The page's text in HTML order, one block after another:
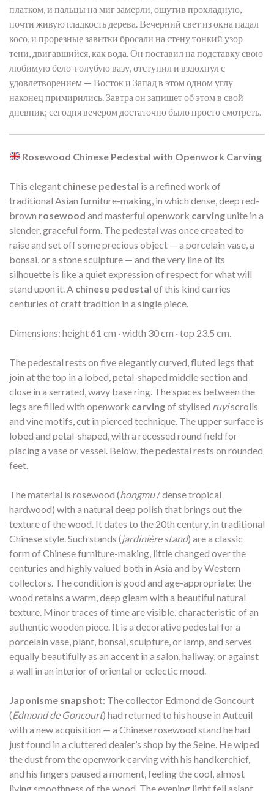
платком, и пальцы на миг замерли, ощутив прохладную,
почти живую гладкость дерева. Вечерний свет из окна падал
косо, и прорезные завитки бросали на стену тонкий узор
тени, двигавшийся, как вода. Он поставил на подставку свою
любимую бело-голубую вазу, отступил и вздохнул с
удовлетворением — Восток и Запад в этом одном углу
наконец примирились. Завтра он запишет об этом в свой
дневник; сегодня вечером достаточно было просто смотреть.
Rosewood Chinese Pedestal with Openwork Carving
This elegant chinese pedestal is a refined work of
traditional Asian furniture-making, in which dense, deep red-
brown rosewood and masterful openwork carvingunite in a
slender, graceful form. The pedestal was once created to
raise and set off some precious object — a porcelain vase, a
bonsai, or a stone sculpture — and the very line of its
silhouette is like a quiet expression of respect for what will
stand upon it. A chinese pedestal of this kind carries
centuries of craft tradition in a single piece.
Dimensions: height 61 cm · width 30 cm · top 23.5 cm.
The pedestal rests on five elegantly curved, fluted legs that
join at the top in a lobed, petal-shaped middle section and
close in a serrated, wavy base ring. The spaces between the
legs are filled with openwork carvingof stylised ruyiscrolls
and vine motifs, cut in pierced technique. The upper surface is
lobed and petal-shaped, with a recessed round field for
placing a vase or vessel. Below, the pedestal rests on rounded
feet.
The material is rosewood (hongmu/ dense tropical
hardwood) with a natural deep polish that brings out the
texture of the wood. It dates to the 20th century, in traditional
Chinese style. Such stands (jardinière stand) are a classic
form of Chinese furniture-making, little changed over the
centuries and highly valued both in Asia and by Western
collectors. The condition is good and age-appropriate: the
wood retains a warm, deep gleam with a beautiful natural
texture. Minor traces of time are visible, characteristic of an
authentic wooden piece. It is a decorative pedestal for a
porcelain vase, plant, bonsai, sculpture, or lamp, and serves
equally beautifully as an accent in a salon, hallway, or against
a wall in an interior of oriental or eclectic mood.
Japonisme snapshot: The collector Edmond de Goncourt
(Edmond de Goncourt) had returned to his house in Auteuil
with a new acquisition — a Chinese rosewood stand he had
just found in a cluttered dealer’s shop by the Seine. He wiped
the dust from the openwork carving with his handkerchief,
and his fingers paused a moment, feeling the cool, almost
living smoothness of the wood. The evening light fell aslant